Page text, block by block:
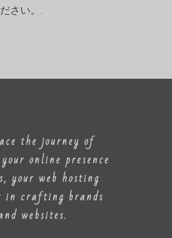
さい。.
the journey of
online presence
your web hosting
in crafting brands
websites.